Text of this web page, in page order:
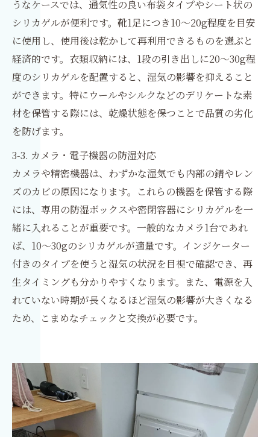
うなケースでは、通気性の良い布袋タイプやシート状の
シリカゲルが便利です。靴1足につき10〜20g程度を目安
に使用し、使用後は乾かして再利用できるものを選ぶと
経済的です。衣類収納には、1段の引き出しに20〜30g程
度のシリカゲルを配置すると、湿気の影響を抑えること
ができます。特にウールやシルクなどのデリケートな素
材を保管する際には、乾燥状態を保つことで品質の劣化
を防げます。
3-3. カメラ・電子機器の防湿対応
カメラや精密機器は、わずかな湿気でも内部の錆やレン
ズのカビの原因になります。これらの機器を保管する際
には、専用の防湿ボックスや密閉容器にシリカゲルを一
緒に入れることが重要です。一般的なカメラ1台であれ
ば、10〜30gのシリカゲルが適量です。インジケーター
付きのタイプを使うと湿気の状況を目視で確認でき、再
生タイミングも分かりやすくなります。また、電源を入
れていない時期が長くなるほど湿気の影響が大きくなる
ため、こまめなチェックと交換が必要です。